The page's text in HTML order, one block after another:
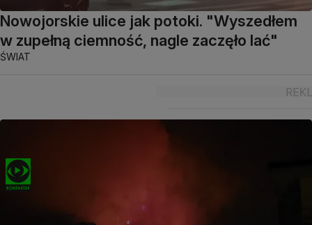
Nowojorskie ulice jak potoki. "Wyszedłem
w zupełną ciemność, nagle zaczęło lać"
ŚWIAT